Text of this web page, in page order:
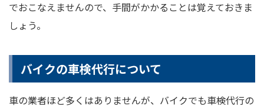
でおこなえませんので、手間がかかることは覚えておきま
しょう。
バイクの車検代行について
車の業者ほど多くはありませんが、バイクでも車検代行の